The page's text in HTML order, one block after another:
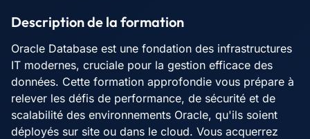
Description de la formation
Oracle Database est une fondation des infrastructures
IT modernes, cruciale pour la gestion efficace des
données. Cette formation approfondie vous prépare à
relever les défis de performance, de sécurité et de
scalabilité des environnements Oracle, qu'ils soient
déployés sur site ou dans le cloud. Vous acquerrez